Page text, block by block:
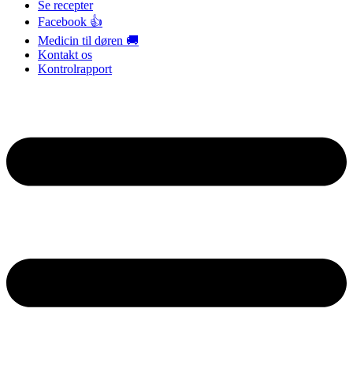
Se recepter
Facebook 👍
Medicin til døren 🚚
Kontakt os
Kontrolrapport